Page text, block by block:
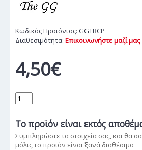
Κωδικός Προϊόντος: GGTBCP
Διαθεσιμότητα: Επικοινωνήστε μαζί μας
4,50€
Το προϊόν είναι εκτός
Συμπληρώστε τα στοιχεία σας, και θα
μόλις το προϊόν είναι ξανά διαθέσιμο